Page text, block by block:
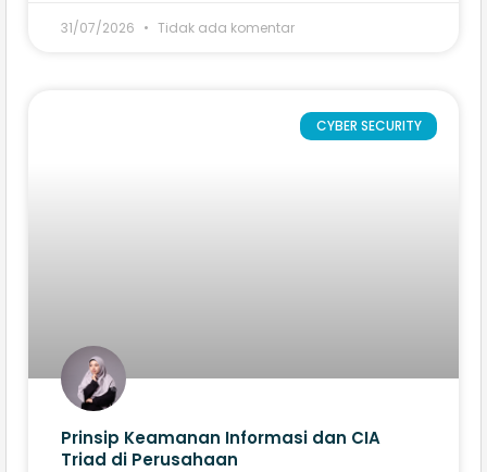
31/07/2026 Tidak ada komentar
CYBER SECURITY
Prinsip Keamanan Informasi dan CIA
Triad di Perusahaan